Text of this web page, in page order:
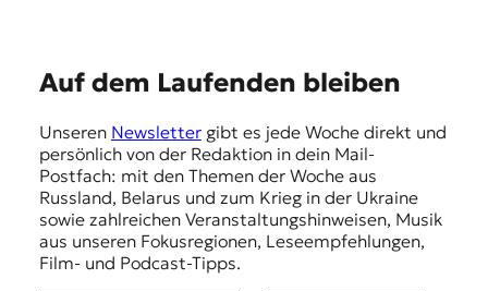
Auf dem Laufenden bleiben
Unseren Newslettergibt es jede Woche direkt und
persönlich von der Redaktion in dein Mail-
Postfach: mit den Themen der Woche aus
Russland, Belarus und zum Krieg in der Ukraine
sowie zahlreichen Veranstaltungshinweisen, Musik
aus unseren Fokusregionen, Leseempfehlungen,
Film- und Podcast-Tipps.